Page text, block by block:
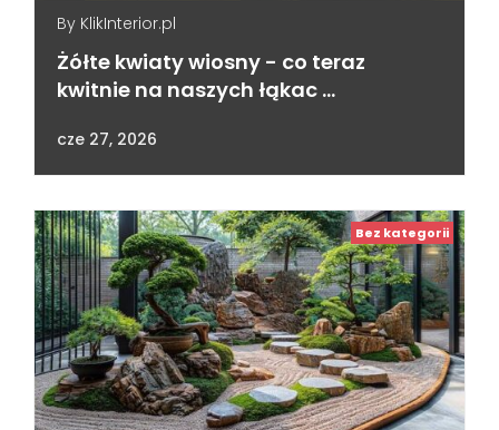
By KlikInterior.pl
Żółte kwiaty wiosny - co teraz
kwitnie na naszych łąkac …
cze 27, 2026
Bez kategorii